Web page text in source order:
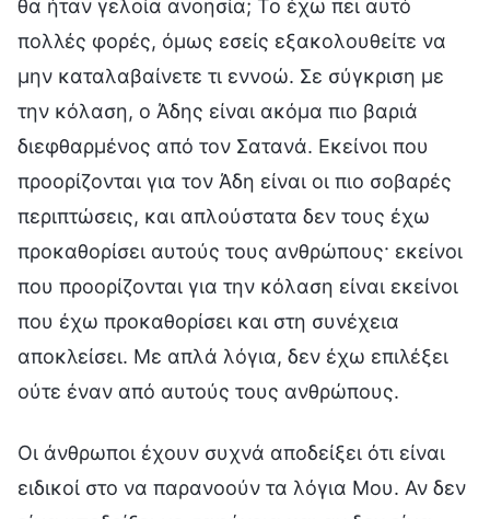
θα ήταν γελοία ανοησία; Το έχω πει αυτό
πολλές φορές, όμως εσείς εξακολουθείτε να
μην καταλαβαίνετε τι εννοώ. Σε σύγκριση με
την κόλαση, ο Άδης είναι ακόμα πιο βαριά
διεφθαρμένος από τον Σατανά. Εκείνοι που
προορίζονται για τον Άδη είναι οι πιο σοβαρές
περιπτώσεις, και απλούστατα δεν τους έχω
προκαθορίσει αυτούς τους ανθρώπους· εκείνοι
που προορίζονται για την κόλαση είναι εκείνοι
που έχω προκαθορίσει και στη συνέχεια
αποκλείσει. Με απλά λόγια, δεν έχω επιλέξει
ούτε έναν από αυτούς τους ανθρώπους.
Οι άνθρωποι έχουν συχνά αποδείξει ότι είναι
ειδικοί στο να παρανοούν τα λόγια Μου. Αν δεν